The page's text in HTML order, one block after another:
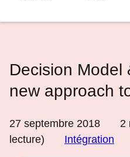
Decision Model
new approach
27 septembre 2018 2
lecture)
Intégration